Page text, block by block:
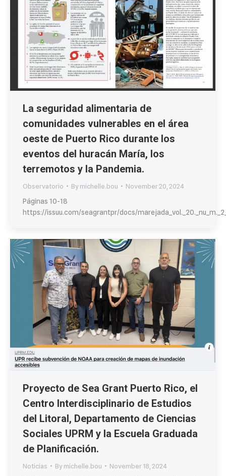
La seguridad alimentaria de
comunidades vulnerables en el área
oeste de Puerto Rico durante los
eventos del huracán María, los
terremotos y la Pandemia.
Observatorio Bymichelle.bou
November 20, 2024
Páginas 10-18
https://issuu.com/seagrantpr/docs/
Proyecto de Sea Grant Puerto Rico, el
Centro Interdisciplinario de Estudios
del Litoral, Departamento de Ciencias
Sociales UPRM y la Escuela Graduada
de Planificación.
Noticias Bymichelle.bou
November 18, 2024